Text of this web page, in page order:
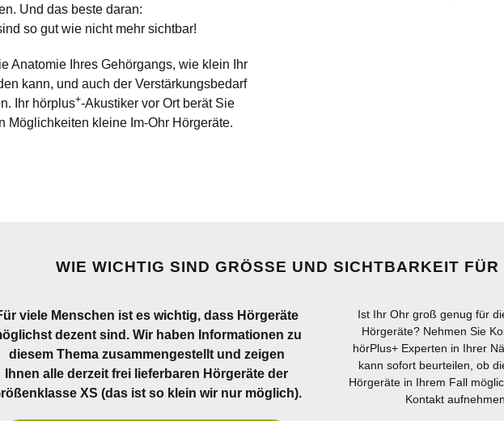
Und das beste daran:
so gut wie nicht mehr sichtbar!
Anatomie Ihres Gehörgangs, wie klein Ihr
kann, und auch der Verstärkungsbedarf
Ihr hörplus+-Akustiker vor Ort berät Sie
Möglichkeiten kleine Im-Ohr Hörgeräte.
WIE WICHTIG SIND GRÖSSE UND SICHTBARKEIT FÜR
viele Menschen ist es wichtig, dass Hörgeräte
dezent sind. Wir haben Informationen zu
diesem Thema zusammengestellt und zeigen
Ihnen alle derzeit frei lieferbaren Hörgeräte der
XS (das ist so klein wir nur möglich).
Ist Ihr Ohr groß genug für
Hörgeräte? Nehmen Sie
hörPlus+ Experten in Ihrer
kann sofort beurteilen, ob
Hörgeräte in Ihrem Fall
Kontakt